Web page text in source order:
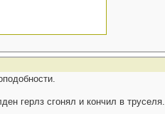
герлз сгонял и кончил в труселя.